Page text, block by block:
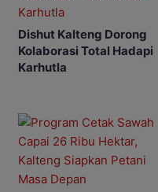
Dishut Kalteng Dorong
Kolaborasi Total Hadapi
Karhutla